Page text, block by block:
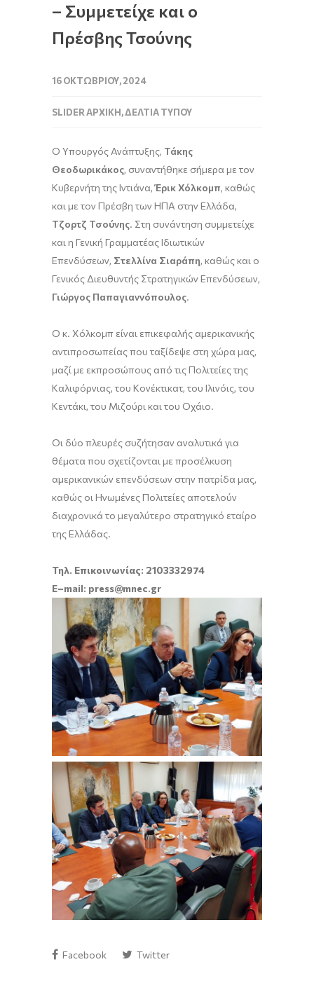
– Συμμετείχε και ο
Πρέσβης Τσούνης
16 ΟΚΤΩΒΡΊΟΥ, 2024
SLIDER ΑΡΧΙΚΉ,ΔΕΛΤΊΑ ΤΎΠΟΥ
Ο Υπουργός Ανάπτυξης, Τάκης
Θεοδωρικάκος, συναντήθηκε σήμερα με τον
Κυβερνήτη της Ιντιάνα,Έρικ Χόλκομπ, καθώς
και με τον Πρέσβη των ΗΠΑ στην Ελλάδα,
Τζορτζ Τσούνης. Στη συνάντηση συμμετείχε
και η Γενική Γραμματέας Ιδιωτικών
Επενδύσεων, Στελλίνα Σιαράπη, καθώς και ο
Γενικός Διευθυντής Στρατηγικών Επενδύσεων,
Γιώργος Παπαγιαννόπουλος.
Ο κ. Χόλκομπ είναι επικεφαλής αμερικανικής
αντιπροσωπείας που ταξίδεψε στη χώρα μας,
μαζί με εκπροσώπους από τις Πολιτείες της
Καλιφόρνιας, του Κονέκτικατ, του Ιλινόις, του
Κεντάκι, του Μιζούρι και του Οχάιο.
Οι δύο πλευρές συζήτησαν αναλυτικά για
θέματα που σχετίζονται με προσέλκυση
αμερικανικών επενδύσεων στην πατρίδα μας,
καθώς οι Ηνωμένες Πολιτείες αποτελούν
διαχρονικά το μεγαλύτερο στρατηγικό εταίρο
της Ελλάδας.
Τηλ. Επικοινωνίας: 2103332974
E–mail: press@mnec.gr
Facebook Twitter